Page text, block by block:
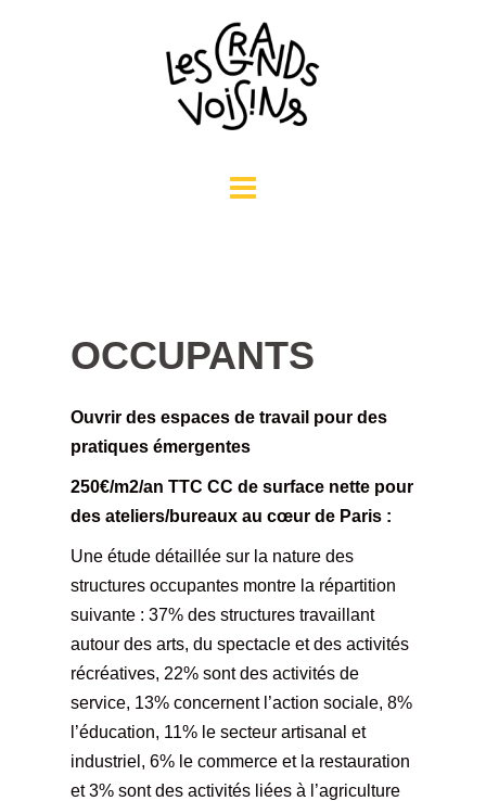
OCCUPANTS
Ouvrir des espaces de travail pour des
pratiques émergentes
250€/m2/an TTC CC de surface nette pour
des ateliers/bureaux au cœur de Paris :
Une étude détaillée sur la nature des
structures occupantes montre la répartition
suivante : 37% des structures travaillant
autour des arts, du spectacle et des activités
récréatives, 22% sont des activités de
service, 13% concernent l’action sociale, 8%
l’éducation, 11% le secteur artisanal et
industriel, 6% le commerce et la restauration
et 3% sont des activités liées à l’agriculture